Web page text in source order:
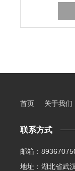
首页 关于我们
联系方式
邮箱：
地址：湖北省武